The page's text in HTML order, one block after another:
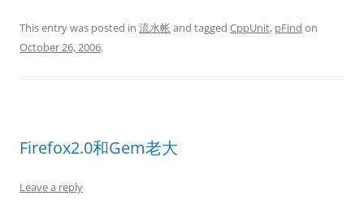
This entry was posted in 流水帐 and tagged CppUnit, pFind on
October 26, 2006.
Firefox2.0和Gem老大
Leave a reply